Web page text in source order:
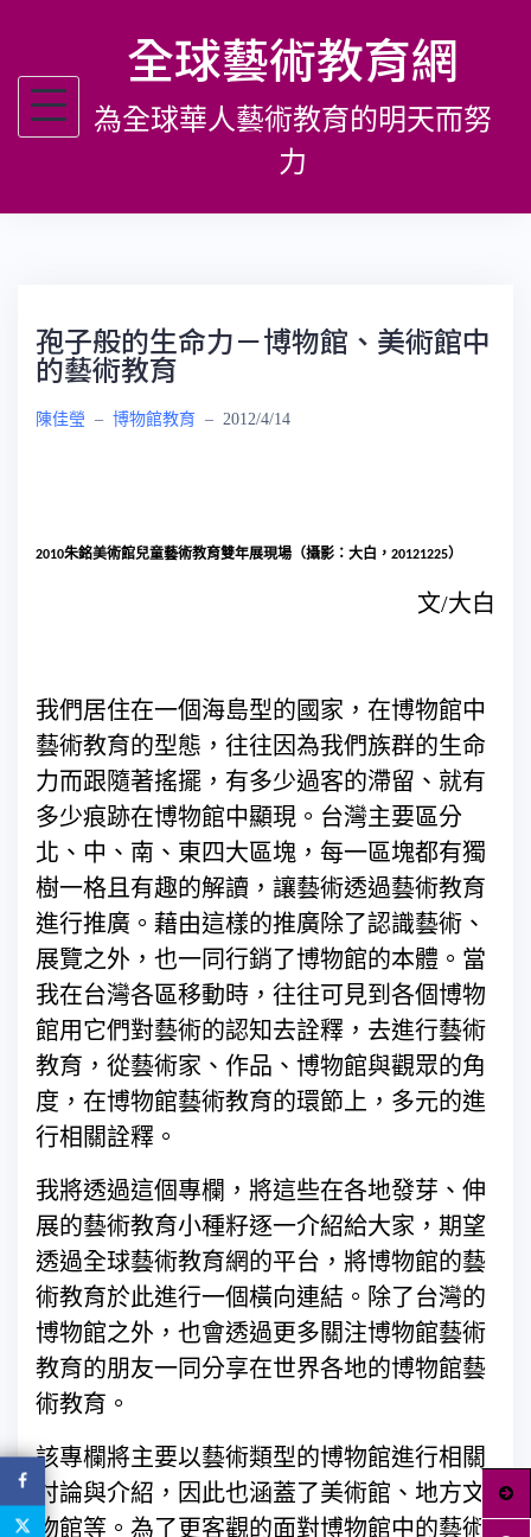
主
全球藝術教育網
為全球華人藝術教育的明天而努
力
孢子般的生命力－博物館、美術館中
的藝術教育
陳佳瑩 – 博物館教育 – 2012/4/14
2010朱銘美術館兒童藝術教育雙年展現場（攝影：大白， 20121225）
文/大白
我們居住在一個海島型的國家，在博物館中
藝術教育的型態，往往因為我們族群的生命
力而跟隨著搖擺，有多少過客的滯留、就有
多少痕跡在博物館中顯現。台灣主要區分
北、中、南、東四大區塊，每一區塊都有獨
樹一格且有趣的解讀，讓藝術透過藝術教育
進行推廣。藉由這樣的推廣除了認識藝術、
展覽之外，也一同行銷了博物館的本體。當
我在台灣各區移動時，往往可見到各個博物
館用它們對藝術的認知去詮釋，去進行藝術
教育，從藝術家、作品、博物館與觀眾的角
度，在博物館藝術教育的環節上，多元的進
行相關詮釋。
我將透過這個專欄，將這些在各地發芽、伸
展的藝術教育小種籽逐一介紹給大家，期望
透過全球藝術教育網的平台，將博物館的藝
術教育於此進行一個橫向連結。除了台灣的
博物館之外，也會透過更多關注博物館藝術
教育的朋友一同分享在世界各地的博物館藝
術教育。
該專欄將主要以藝術類型的博物館進行相關
討論與介紹，因此也涵蓋了美術館、地方文
物館等。為了更客觀的面對博物館中的藝術